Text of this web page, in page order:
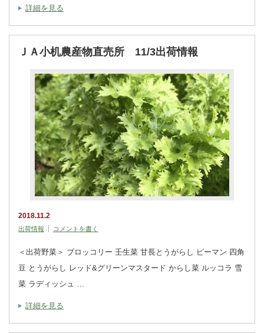
詳細を見る
ＪＡ小机農産物直売所 11/3出荷情報
2018.11.2
出荷情報 コメントを書く
＜出荷野菜＞ ブロッコリー 壬生菜 甘長とうがらし ピーマン 四角
豆 とうがらし レッド&グリーンマスタード からし菜 ルッコラ 雪
菜 ラディッシュ …
詳細を見る